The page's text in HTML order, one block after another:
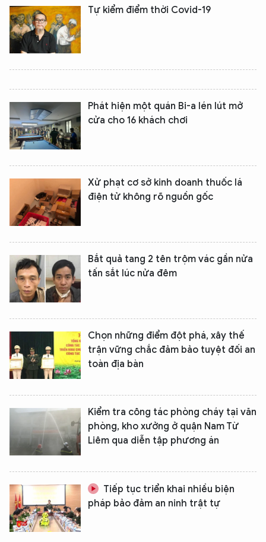
Tự kiểm điểm thời Covid-19
Phát hiện một quán Bi-a lén lút mở
cửa cho 16 khách chơi
Xử phạt cơ sở kinh doanh thuốc lá
điện tử không rõ nguồn gốc
Bắt quả tang 2 tên trộm vác gần nửa
tấn sắt lúc nửa đêm
Chọn những điểm đột phá, xây thế
trận vững chắc đảm bảo tuyệt đối an
toàn địa bàn
Kiểm tra công tác phòng cháy tại văn
phòng, kho xưởng ở quận Nam Từ
Liêm qua diễn tập phương án
Tiếp tục triển khai nhiều biện
pháp bảo đảm an ninh trật tự